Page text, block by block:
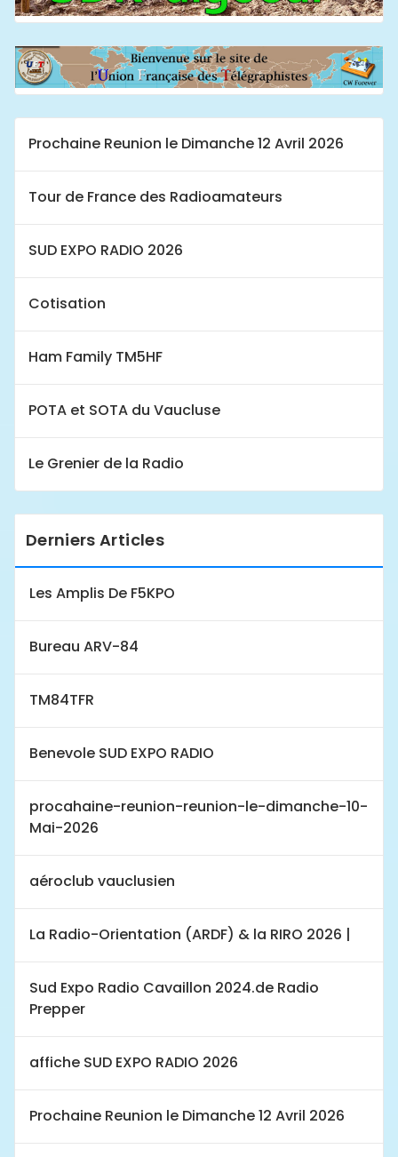
Prochaine Reunion le Dimanche 12 Avril 2026
Tour de France des Radioamateurs
SUD EXPO RADIO 2026
Cotisation
Ham Family TM5HF
POTA et SOTA du Vaucluse
Le Grenier de la Radio
Derniers Articles
Les Amplis De F5KPO
Bureau ARV-84
TM84TFR
Benevole SUD EXPO RADIO
procahaine-reunion-reunion-le-dimanche-10-
Mai-2026
aéroclub vauclusien
La Radio-Orientation (ARDF) & la RIRO 2026 |
Sud Expo Radio Cavaillon 2024.de Radio
Prepper
affiche SUD EXPO RADIO 2026
Prochaine Reunion le Dimanche 12 Avril 2026